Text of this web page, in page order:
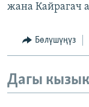
жана Кайрагач
Бөлүшүңүз
Дагы